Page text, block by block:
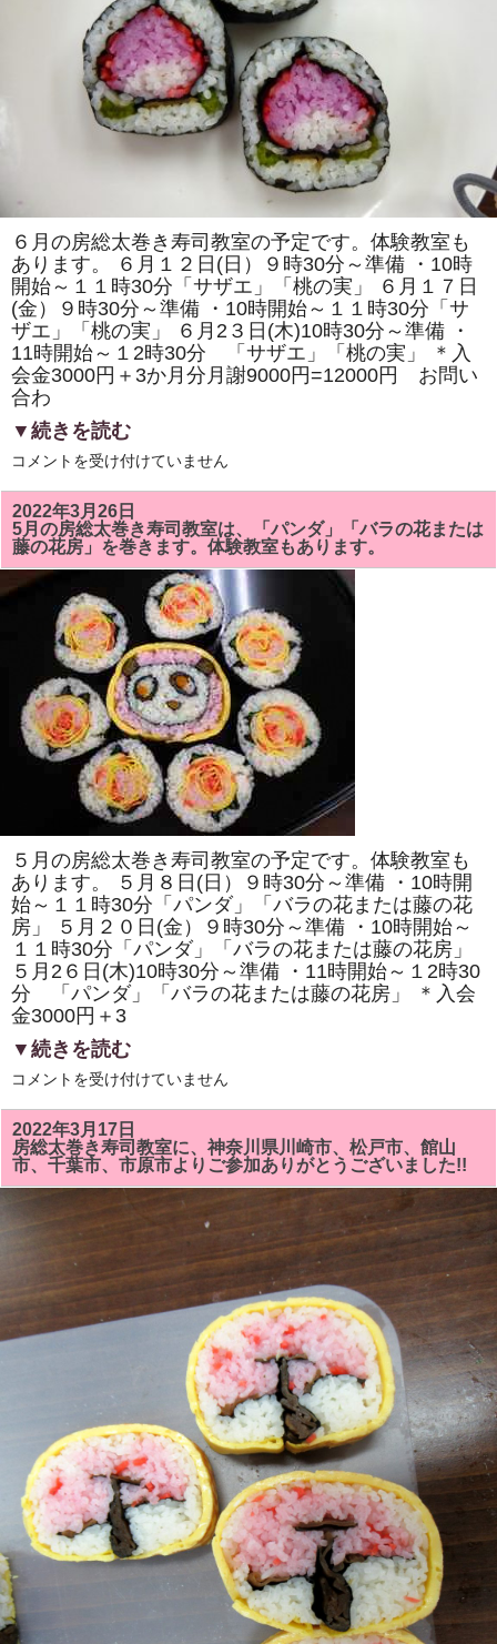
室
も
あ
り
ま
す。
は
６月の房総太巻き寿司教室の予定です。体験教室も
あります。 ６月１２日(日）９時30分～準備 ・10時
開始～１１時30分「サザエ」「桃の実」 ６月１７日
(金）９時30分～準備 ・10時開始～１１時30分「サ
ザエ」「桃の実」 ６月2３日(木)10時30分～準備 ・
11時開始～１2時30分 「サザエ」「桃の実」 ＊入
会金3000円＋3か月分月謝9000円=12000円 お問い
合わ
▼続きを読む
６
の
房
総
太
巻
き
ず
エ」
「桃
の
実」
す。
験
教
室
も
あ
り
ま
す。
は
コメントを受け付けていません
2022年3月26日
5月の房総太巻き寿司教室は、「パンダ」「バラの花または
藤の花房」を巻きます。体験教室もあります。
５月の房総太巻き寿司教室の予定です。体験教室も
あります。 ５月８日(日）９時30分～準備 ・10時開
始～１１時30分「パンダ」「バラの花または藤の花
房」 ５月２０日(金）９時30分～準備 ・10時開始～
１１時30分「パンダ」「バラの花または藤の花房」
５月2６日(木)10時30分～準備 ・11時開始～１2時30
分 「パンダ」「バラの花または藤の花房」 ＊入会
金3000円＋3
▼続きを読む
5
の
房
総
太
巻
き
ダ」
「バ
ラ
房」
を
巻
き
ま
す。
体
験
教
室
も
コメントを受け付けていません
2022年3月17日
房総太巻き寿司教室に、神奈川県川崎市、松戸市、館山
市、千葉市、市原市よりご参加ありがとうございました!!